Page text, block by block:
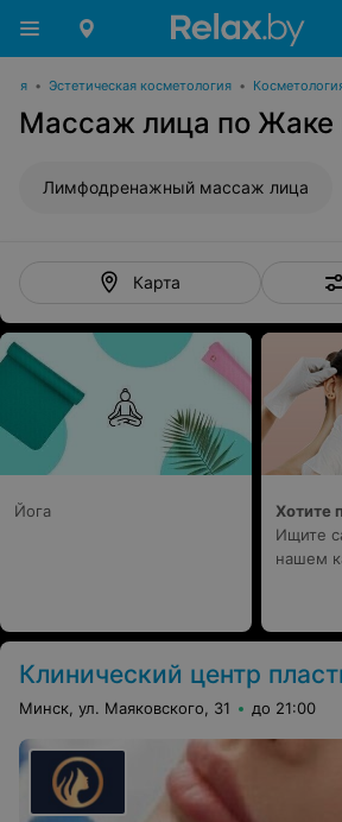
• Эстетическая косметология •
Массаж лица по Жаке
Лимфодренажный массаж лица
Карта
Йога
Хотите
Ищите
нашем
Клинический центр пластической хирургии и
Минск, ул. Маяковского, 31 до 21:00